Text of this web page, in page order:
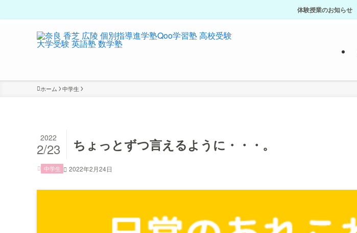
体験授業のお知らせ
ホーム 中学生
ちょっとずつ言えるように・・・。
2022
2/23
中学生 2022年2月24日